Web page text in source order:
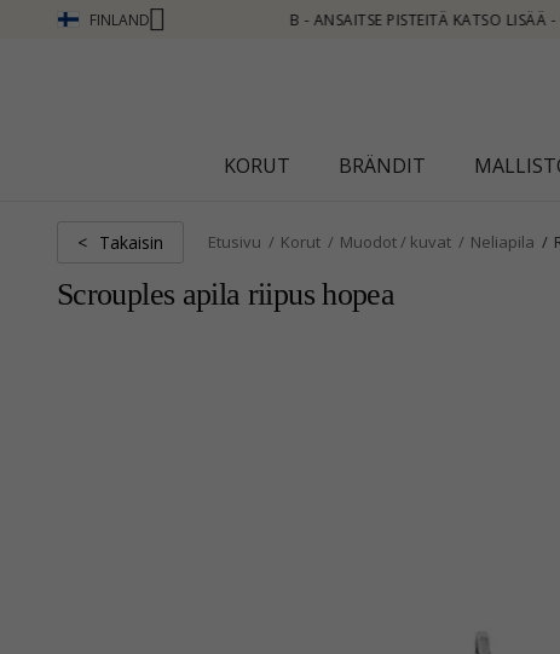
FINLAND
LISÄÄ - NAPSAUTA TÄSTÄ
KORUT BRÄNDIT
< Takaisin Etusivu Korut Muodot / kuvat Neliapila
Scrouples apila riipus hopea